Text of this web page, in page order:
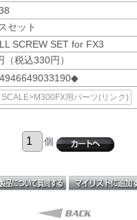
セット
SCREW SET for FX3
（税込330円）
SCALE>M300FX用パーツ(リンク)
個